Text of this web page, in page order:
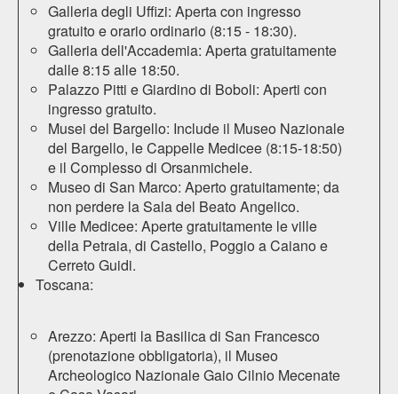
Galleria degli Uffizi: Aperta con ingresso
gratuito e orario ordinario (8:15 - 18:30).
Galleria dell'Accademia: Aperta gratuitamente
dalle 8:15 alle 18:50.
Palazzo Pitti eGiardino di Boboli: Aperti con
ingresso gratuito.
Musei del Bargello: Include il Museo Nazionale
del Bargello, leCappelle Medicee (8:15-18:50)
e il Complesso di Orsanmichele.
Museo di San Marco: Aperto gratuitamente; da
non perdere la Sala del Beato Angelico.
Ville Medicee: Aperte gratuitamente le ville
della Petraia, di Castello, Poggio a Caiano e
Cerreto Guidi.
Toscana:
Arezzo: Aperti la Basilica di San Francesco
(prenotazione obbligatoria), il Museo
Archeologico Nazionale Gaio Cilnio Mecenate